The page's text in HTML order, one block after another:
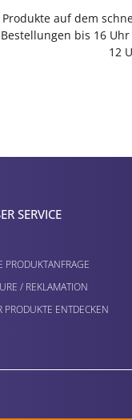
auf dem
bis 16
12
SERVICE
PRODUKTANFRAGE
/ REKLAMATION
PRODUKTE ENTDECKEN